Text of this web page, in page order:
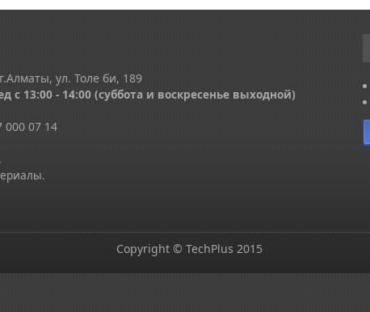
ул. Толе би, 189
с 13:00 - 14:00 (суббота и воскресенье выходной)
000 07 14
Copyright © TechPlus 2015